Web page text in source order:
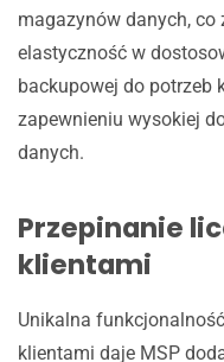
magazynów danych,
elastyczność w
backupowej do potrzeb
zapewnieniu wysokiej
danych.
Przepinanie
klientami
Unikalna
klientami daje MSP